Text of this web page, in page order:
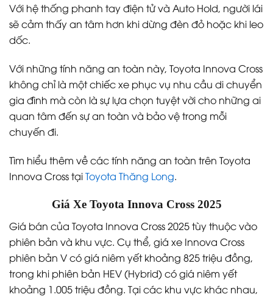
Với hệ thống phanh tay điện tử và Auto Hold, người lái
sẽ cảm thấy an tâm hơn khi dừng đèn đỏ hoặc khi leo
dốc.
Với những tính năng an toàn này, Toyota Innova Cross
không chỉ là một chiếc xe phục vụ nhu cầu di chuyển
gia đình mà còn là sự lựa chọn tuyệt vời cho những ai
quan tâm đến sự an toàn và bảo vệ trong mỗi
chuyến đi.
Tìm hiểu thêm về các tính năng an toàn trên Toyota
Innova Cross tạiToyota Thăng Long.
Giá Xe Toyota Innova Cross 2025
Giá bán của Toyota Innova Cross 2025 tùy thuộc vào
phiên bản và khu vực. Cụ thể, giá xe Innova Cross
phiên bản V có giá niêm yết khoảng 825 triệu đồng,
trong khi phiên bản HEV (Hybrid) có giá niêm yết
khoảng 1.005 triệu đồng. Tại các khu vực khác nhau,